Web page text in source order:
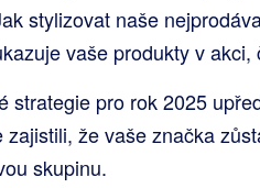
stylizovat naše
vaše produkty v
strategie pro rok 2025
že vaše značka
skupinu.